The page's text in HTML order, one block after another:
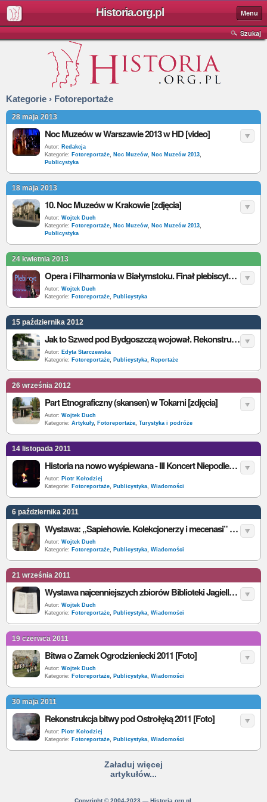
Historia.org.pl Menu
Szukaj
Kategorie › Fotoreportaże
28 maja 2013
Noc Muzeów w Warszawie 2013 w HD [video]
Autor: Redakcja
Kategorie: Fotoreportaże, Noc Muzeów, Noc Muzeów 2013,
Publicystyka
18 maja 2013
10. Noc Muzeów w Krakowie [zdjęcia]
Autor: Wojtek Duch
Kategorie: Fotoreportaże, Noc Muzeów, Noc Muzeów 2013,
Publicystyka
24 kwietnia 2013
Opera i Filharmonia w Białymstoku. Finał plebiscytu na Wydarzenie Historyczne Roku [zdjęcia]
Autor: Wojtek Duch
Kategorie: Fotoreportaże, Publicystyka
15 października 2012
Jak to Szwed pod Bydgoszczą wojował. Rekonstrukcja historyczna 2012 [zdjęcia]
Autor: Edyta Starczewska
Kategorie: Fotoreportaże, Publicystyka, Reportaże
26 września 2012
Part Etnograficzny (skansen) w Tokarni [zdjęcia]
Autor: Wojtek Duch
Kategorie: Artykuły, Fotoreportaże, Turystyka i podróże
14 listopada 2011
Historia na nowo wyśpiewana - III Koncert Niepodległości [Foto]
Autor: Piotr Kołodziej
Kategorie: Fotoreportaże, Publicystyka, Wiadomości
6 października 2011
Wystawa: „Sapiehowie. Kolekcjonerzy i mecenasi” na Wawelu [Foto]
Autor: Wojtek Duch
Kategorie: Fotoreportaże, Publicystyka, Wiadomości
21 września 2011
Wystawa najcenniejszych zbiorów Biblioteki Jagiellońskiej [Foto]
Autor: Wojtek Duch
Kategorie: Fotoreportaże, Publicystyka, Wiadomości
19 czerwca 2011
Bitwa o Zamek Ogrodzieniecki 2011 [Foto]
Autor: Wojtek Duch
Kategorie: Fotoreportaże, Publicystyka, Wiadomości
30 maja 2011
Rekonstrukcja bitwy pod Ostrołęką 2011 [Foto]
Autor: Piotr Kołodziej
Kategorie: Fotoreportaże, Publicystyka, Wiadomości
Załaduj więcej
artykułów...
Copyright © 2004-2023 — Historia.org.pl.